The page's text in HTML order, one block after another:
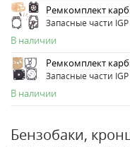
Ремкомплект
Запасные части IGP
В наличии
Ремкомплект
Запасные части IGP
В наличии
Бензобаки,